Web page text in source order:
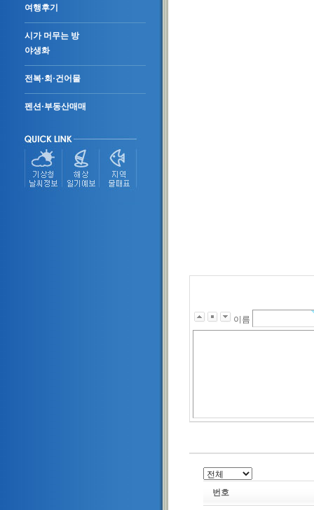
여행후기
시가 머무는 방
야생화
전복·회·건어물
펜션·부동산매매
이름
번호